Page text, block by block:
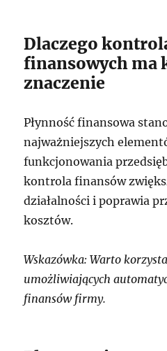
Dlaczego
finansowych ma
znaczenie
Płynność finansowa
najważniejszych
funkcjonowania
kontrola finansów
działalności i poprawia
kosztów.
Wskazówka: Warto
umożliwiających
finansów firmy.